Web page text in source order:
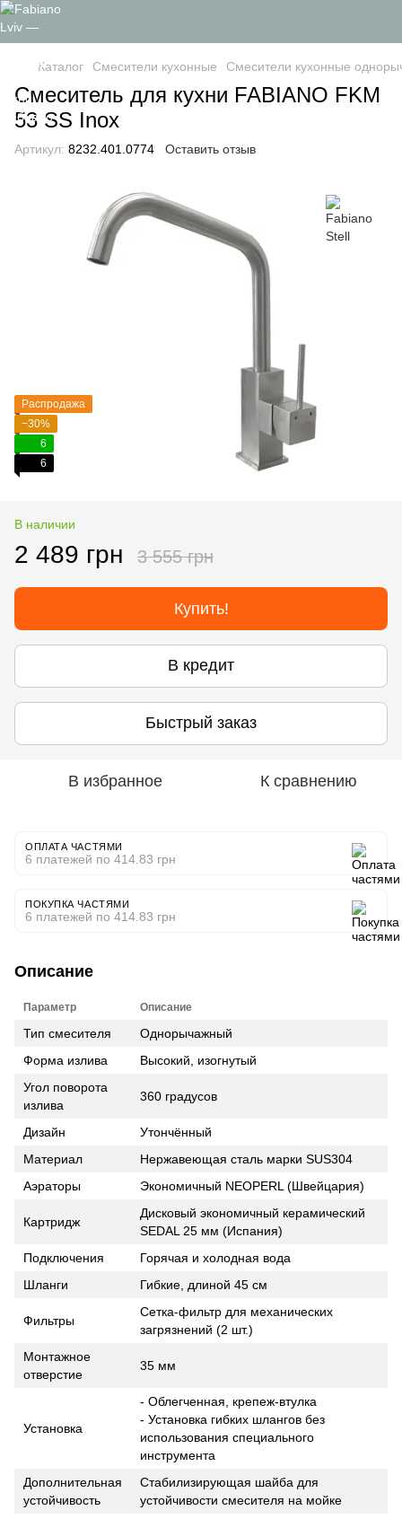
Каталог Смесители кухонные Смесители кухонные
Смеситель для кухни FABIANO FKM
53 SS Inox
Артикул: 8232.401.0774 Оставить отзыв
Распродажа
−30%
6
6
В наличии
2 489 грн 3 555 грн
Купить!
В кредит
Быстрый заказ
В избранное К сравнению
ОПЛАТА ЧАСТЯМИ
6 платежей по 414.83 грн
ПОКУПКА ЧАСТЯМИ
6 платежей по 414.83 грн
Описание
Параметр Описание
Тип смесителя
Однорычажный
Форма излива
Высокий, изогнутый
Угол поворота
излива
360 градусов
Дизайн
Утончённый
Материал
Нержавеющая сталь марки SUS304
Аэраторы
Экономичный NEOPERL (Швейцария)
Картридж
Дисковый экономичный керамический
SEDAL 25 мм (Испания)
Подключения
Горячая и холодная вода
Шланги
Гибкие, длиной 45 см
Фильтры
Сетка-фильтр для механических
загрязнений (2 шт.)
Монтажное
отверстие
35 мм
Установка
- Облегченная, крепеж-втулка
- Установка гибких шлангов без
использования специального
инструмента
Дополнительная
устойчивость
Стабилизирующая шайба для
устойчивости смесителя на мойке